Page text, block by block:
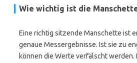
Wie wichtig ist die
Eine richtig sitzende Manschette ist
genaue Messergebnisse. Ist sie zu
können die Werte verfälscht